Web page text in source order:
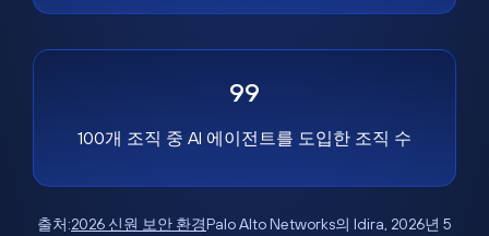
99
100개 조직 중 AI 에이전트를 도입한 조직 수
출처:2026 신원 보안 환경Palo Alto Networks의 Idira, 2026년 5